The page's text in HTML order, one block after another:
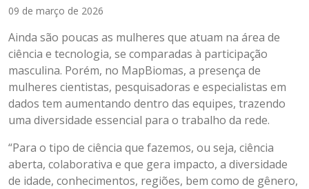
09 de março de 2026
Ainda são poucas as mulheres que atuam na área de
ciência e tecnologia, se comparadas à participação
masculina. Porém, no MapBiomas, a presença de
mulheres cientistas, pesquisadoras e especialistas em
dados tem aumentando dentro das equipes, trazendo
uma diversidade essencial para o trabalho da rede.
“Para o tipo de ciência que fazemos, ou seja, ciência
aberta, colaborativa e que gera impacto, a diversidade
de idade, conhecimentos, regiões, bem como de gênero,